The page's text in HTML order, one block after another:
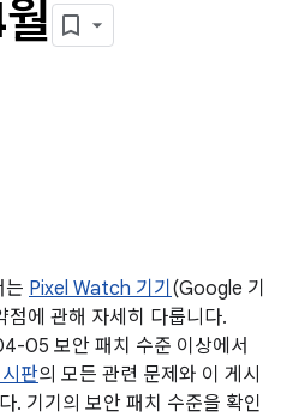
는 Pixel Watch 기기 (Google 기
점에 관해 자세히 다룹니다.
05 보안 패치 수준 이상에서
판의 모든 관련 문제와 이 게시
. 기기의 보안 패치 수준을 확인